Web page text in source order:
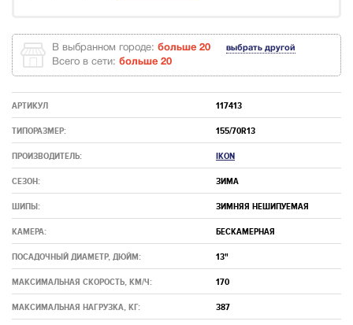
В выбранном городе: больше 20 выбрать другой
Всего в сети: больше 20
АРТИКУЛ 117413
ТИПОРАЗМЕР: 155/70R13
ПРОИЗВОДИТЕЛЬ: IKON
СЕЗОН: ЗИМА
ШИПЫ: ЗИМНЯЯ НЕШИПУЕМАЯ
КАМЕРА: БЕСКАМЕРНАЯ
ПОСАДОЧНЫЙ ДИАМЕТР, ДЮЙМ: 13"
МАКСИМАЛЬНАЯ СКОРОСТЬ, КМ/Ч: 170
МАКСИМАЛЬНАЯ НАГРУЗКА, КГ: 387